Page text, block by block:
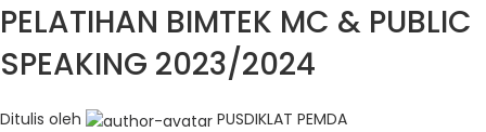
PELATIHAN BIMTEK MC & PUBLIC
SPEAKING 2023/2024
Ditulis oleh
PUSDIKLAT PEMDA